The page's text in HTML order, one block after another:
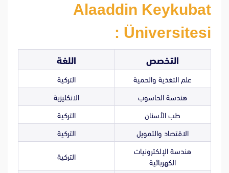
Alaaddin Keykubat
Üniversitesi :
التخصص اللغة
علم التغذية والحمية التركية
هندسة الحاسوب الانكليزية
طب الأسنان التركية
الاقتصاد والتمويل التركية
هندسة الإلكترونيات
الكهربائية
التركية